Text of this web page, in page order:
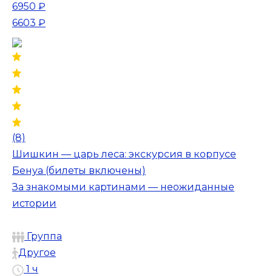
6950 ₽
6603 ₽
(8)
Шишкин — царь леса: экскурсия в корпусе
Бенуа (билеты включены)
За знакомыми картинами — неожиданные
истории
Группа
Другое
1 ч